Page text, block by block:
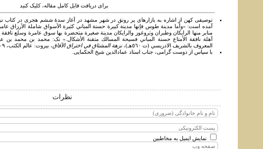
برای دریافت فایل کامل مقاله، کلیک کنید
توصیفی کهن از اشاره به بازارهای پر رونق در شهر مشهد در آغاز سدۀ ششم هجری در کتاب
آمده است: «وأما مدينة طوس فإنها مدينة كبيرة حسنة المباني كثيرة الأسواق شاملة الأرزاق
منابر منها الرايكان وطبران وتروغوز والرايكان مدينة صغيرة متحضرة بها سوق عامرة وسلع
آهلة نافقة الأمتاع حسنة المباني فسيحة المسالك متقنة الأشكال.» نک: محمد بن محمد بن
المعروف بالشريف الادريسي (ت ٥٦٠هـ)،
نزهة المشتاق في اختراق الآفاق، بيروت: عالم الكتب، ١٤٠٩ ، ج۲، ص ۵۹۲.
با سپاس از دوست گرامی، جناب استاد عمادالدین شیخ الحکمایی.
نظرات
نمایش ایمیل به مخاطبین